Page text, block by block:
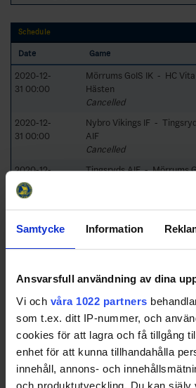
Samtycke Information
Ansvarsfull användning av dina
Vi och våra 1022 partners
som t.ex. ditt IP-nummer, och
cookies för att lagra och få tillgång
enhet för att kunna tillhandahålla
innehåll, annons- och
och produktutveckling. Du kan själv
Schedule
Date Game
2020-12-
31 00:00
Mörrums GoIS IK - HC Vita
Hästen
Cancelled
2020-12-
31 00:00
Nybro Vikings IF -
AIF
Cancelled
2020-12-
31 00:01
Tingsryds AIF - Mörrums
31 00:01
Cancelled
2020-12-
Mjölby HC - Mörrums
2020-12-
31 00:02
Nybro Vikings IF - HC Vita
Hästen
Cancelled
2020-12-
Mjölby HC - Tingsryds AIF
Cancelled
2020-12-
Mörrums GoIS IK - Nybro